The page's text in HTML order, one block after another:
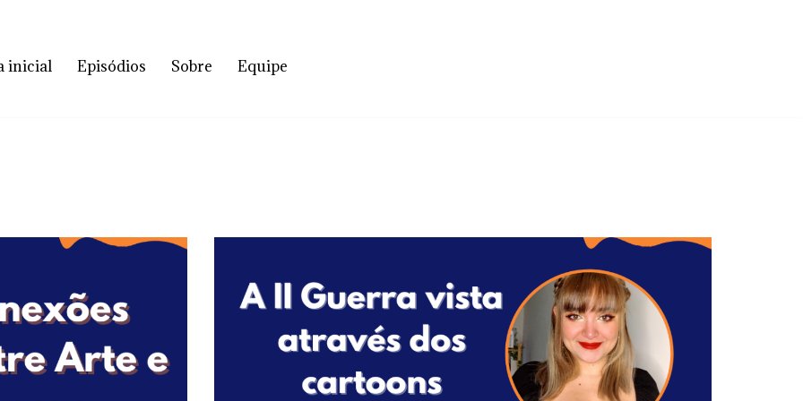
inicial Episódios Sobre Equipe